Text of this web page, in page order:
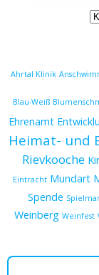
Ahrtal Klinik
Blau-Weiß
Ehrenamt
Heimat- und
Rievkooche
Eintracht Mundart
Spende
Weinberg Weinfest